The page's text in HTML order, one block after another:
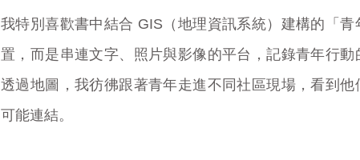
我特別喜歡書中結合 GIS（地理資訊系統）建構的「
置，而是串連文字、照片與影像的平台，記錄青年行動
透過地圖，我彷彿跟著青年走進不同社區現場，看到
可能連結。